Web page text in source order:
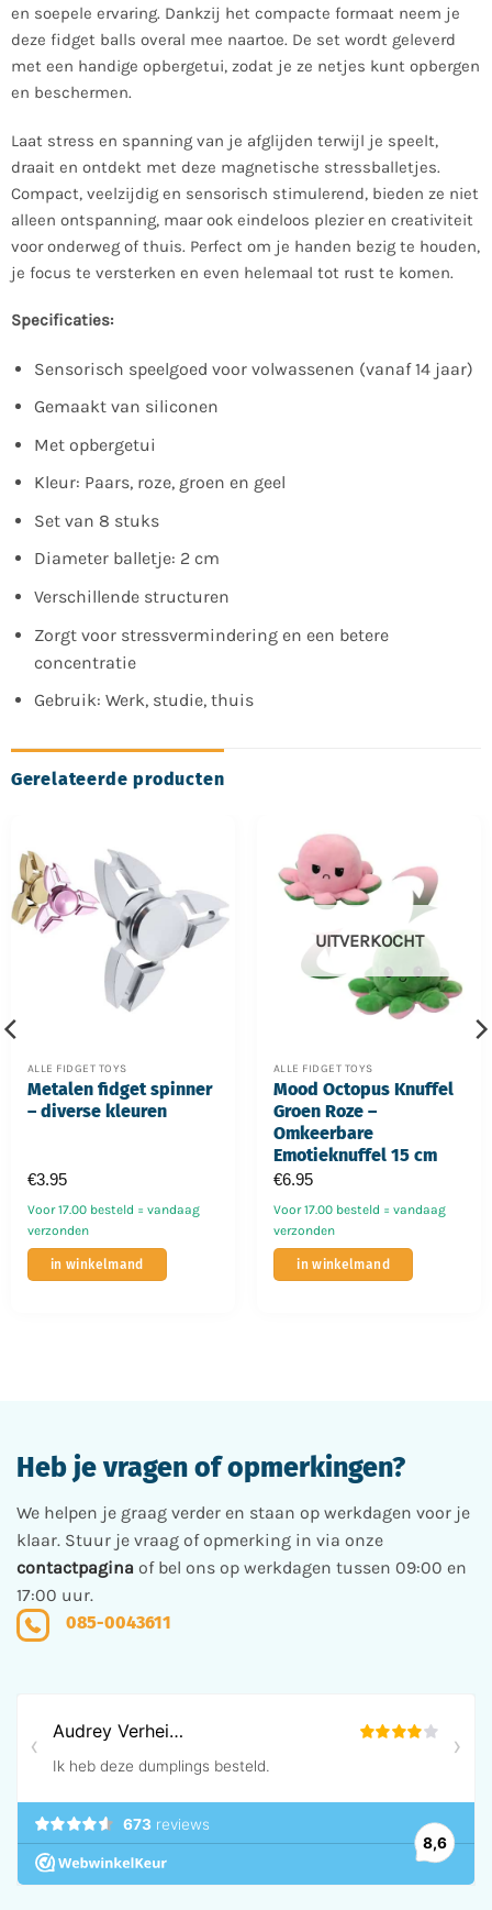
en soepele ervaring. Dankzij het compacte formaat neem je
deze fidget balls overal mee naartoe. De set wordt geleverd
met een handige opbergetui, zodat je ze netjes kunt opbergen
en beschermen.
Laat stress en spanning van je afglijden terwijl je speelt,
draait en ontdekt met deze magnetische stressballetjes.
Compact, veelzijdig en sensorisch stimulerend, bieden ze niet
alleen ontspanning, maar ook eindeloos plezier en creativiteit
voor onderweg of thuis. Perfect om je handen bezig te houden,
je focus te versterken en even helemaal tot rust te komen.
Specificaties:
Sensorisch speelgoed voor volwassenen (vanaf 14 jaar)
Gemaakt van siliconen
Met opbergetui
Kleur: Paars, roze, groen en geel
Set van 8 stuks
Diameter balletje: 2 cm
Verschillende structuren
Zorgt voor stressvermindering en een betere
concentratie
Gebruik: Werk, studie, thuis
Gerelateerde producten
ALLE FIDGET TOYS
Metalen fidget spinner
– diverse kleuren
Voor 17.00 besteld = vandaag
verzonden
€3.95
in winkelmand
Dit
product
worden
de
productpagina
UITVERKOCHT
ALLE FIDGET TOYS
Mood Octopus Knuffel
Groen Roze –
Omkeerbare
Emotieknuffel 15 cm
Voor 17.00 besteld = vandaag
verzonden
€6.95
in winkelmand
Heb je vragen of opmerkingen?
We helpen je graag verder en staan op werkdagen voor je
klaar. Stuur je vraag of opmerking in via onze
contactpagina of bel ons op werkdagen tussen 09:00 en
17:00 uur.
085-0043611